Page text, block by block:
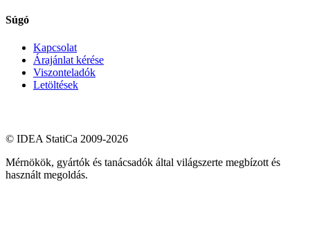
Súgó
Kapcsolat
Árajánlat kérése
Viszonteladók
Letöltések
© IDEA StatiCa 2009-2026
Mérnökök, gyártók és tanácsadók által világszerte megbízott és
használt megoldás.